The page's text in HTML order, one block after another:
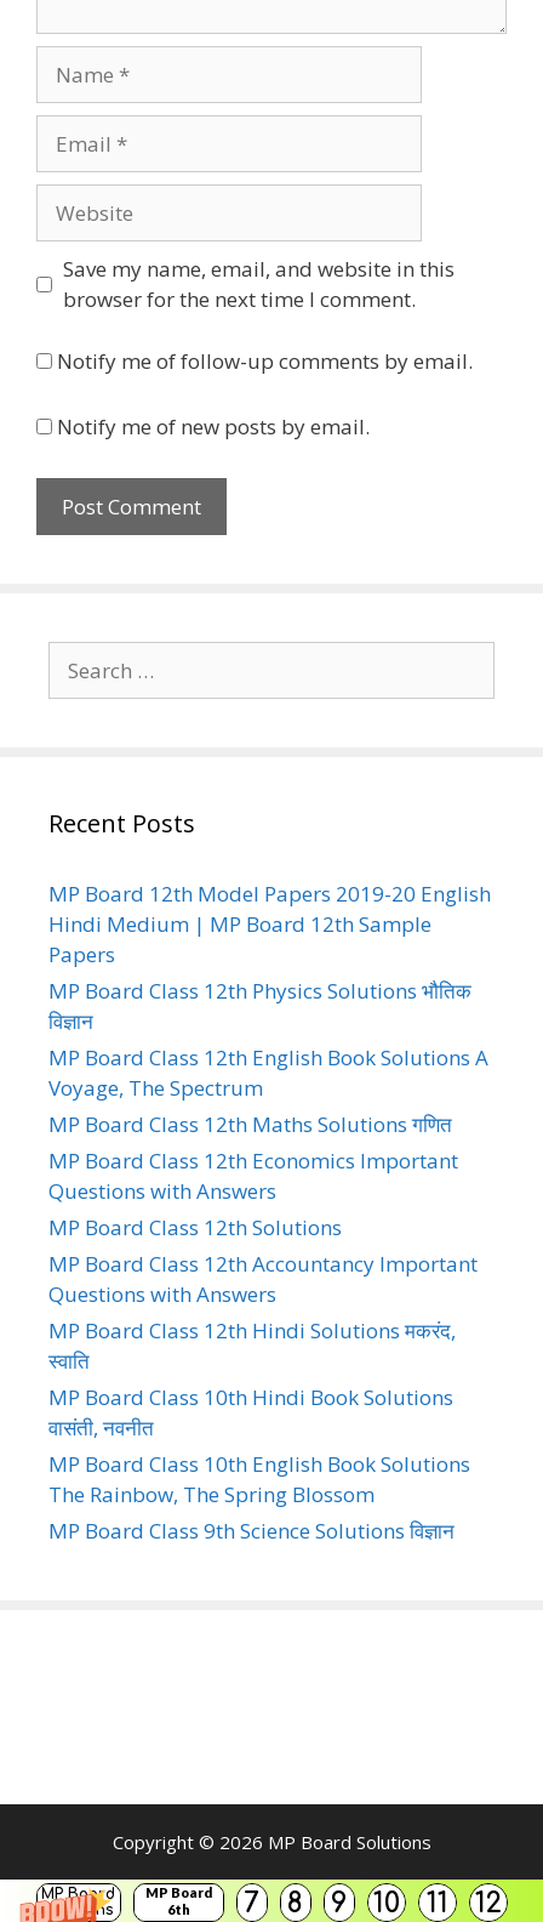
MP Board
Solutions
MP Board
6th
7 8 9 10 11 12
Save my name, email, and website in this
browser for the next time I comment.
Notify me of follow-up comments by email.
Notify me of new posts by email.
for:
Recent Posts
MP Board 12th Model Papers 2019-20 English
Hindi Medium | MP Board 12th Sample
Papers
MP Board Class 12th Physics Solutions भौतिक
विज्ञान
MP Board Class 12th English Book Solutions A
Voyage, The Spectrum
MP Board Class 12th Maths Solutions गणित
MP Board Class 12th Economics Important
Questions with Answers
MP Board Class 12th Solutions
MP Board Class 12th Accountancy Important
Questions with Answers
MP Board Class 12th Hindi Solutions मकरंद,
स्वाति
MP Board Class 10th Hindi Book Solutions
वासंती, नवनीत
MP Board Class 10th English Book Solutions
The Rainbow, The Spring Blossom
MP Board Class 9th Science Solutions विज्ञान
Copyright © 2026 MP Board Solutions